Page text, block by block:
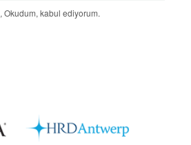
, Okudum, kabul ediyorum.